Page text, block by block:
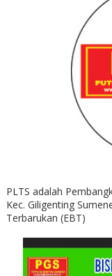
PLTS adalah
Kec. Giligenting
Terbarukan (EBT)